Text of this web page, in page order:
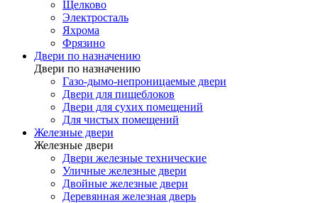
Щелково
Электросталь
Яхрома
Фрязино
Двери по назначению
Двери по назначению
Газо-дымо-непроницаемые двери
Двери для пищеблоков
Двери для сухих помещений
Для чистых помещений
Железные двери
Железные двери
Двери железные технические
Уличные железные двери
Двойные железные двери
Деревянная железная дверь